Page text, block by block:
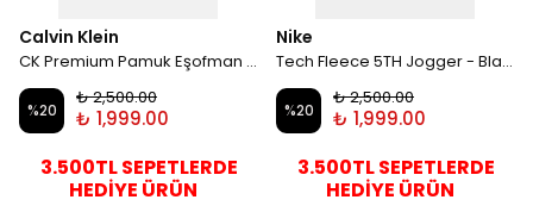
Calvin Klein
CK Premium Pamuk Eşofman Altı - Beyaz
%20
₺ 2,500.00
₺ 1,999.00
3.500TL SEPETLERDE
HEDİYE ÜRÜN
Nike
Tech Fleece 5TH Jogger - Black
%20
₺ 2,500.00
₺ 1,999.00
3.500TL SEPETLERDE
HEDİYE ÜRÜN